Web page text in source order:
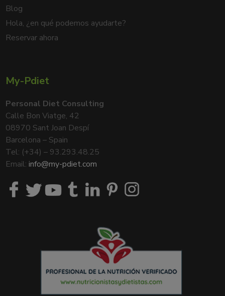
Blog
Hola, ¿en qué podemos ayudarte?
Reservar ahora
My-Pdiet
Personal Diet Consulting
Calle Bon Viatge, 42
08970 Sant Joan Despí
Barcelona – Spain
Tel: (+34) – 93.293.48.25
Email:info@my-pdiet.com